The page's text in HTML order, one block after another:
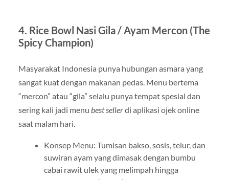
4. Rice Bowl Nasi Gila / Ayam Mercon (The
Spicy Champion)
Masyarakat Indonesia punya hubungan asmara yang
sangat kuat dengan makanan pedas. Menu bertema
“mercon” atau “gila” selalu punya tempat spesial dan
sering kali jadi menu best sellerdi aplikasi ojek online
saat malam hari.
Konsep Menu: Tumisan bakso, sosis, telur, dan
suwiran ayam yang dimasak dengan bumbu
cabai rawit ulek yang melimpah hingga